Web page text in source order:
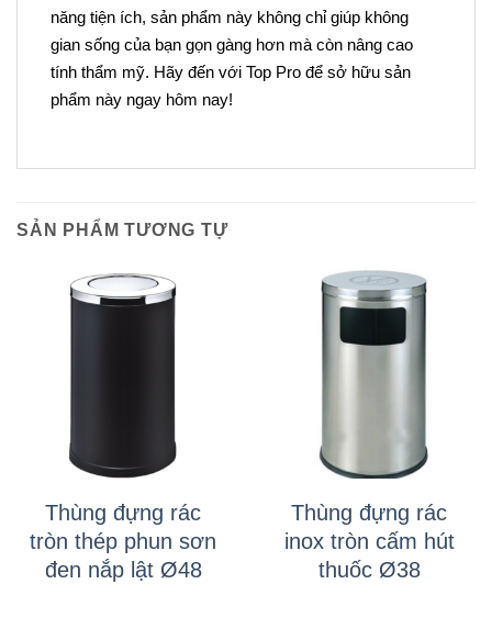
năng tiện ích, sản phẩm này không chỉ giúp không
gian sống của bạn gọn gàng hơn mà còn nâng cao
tính thẩm mỹ. Hãy đến với Top Pro để sở hữu sản
phẩm này ngay hôm nay!
SẢN PHẨM TƯƠNG TỰ
Thùng đựng rác
tròn thép phun sơn
đen nắp lật Ø48
Thùng đựng rác
inox tròn cấm hút
thuốc Ø38